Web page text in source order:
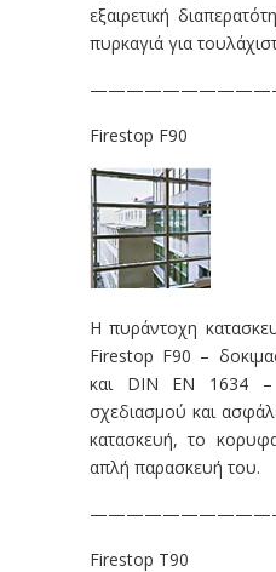
εξαιρετική
πυρκαγιά για
Firestop F90
Η πυράντοχη
Firestop F90 –
και DIN EN 1634 –
σχεδιασμού και
κατασκευή, το
απλή παρασκευή του.
Firestop T90